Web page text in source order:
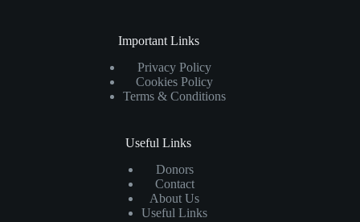
Important Links
Privacy Policy
Cookies Policy
Terms & Conditions
Useful Links
Donors
Contact
About Us
Useful Links